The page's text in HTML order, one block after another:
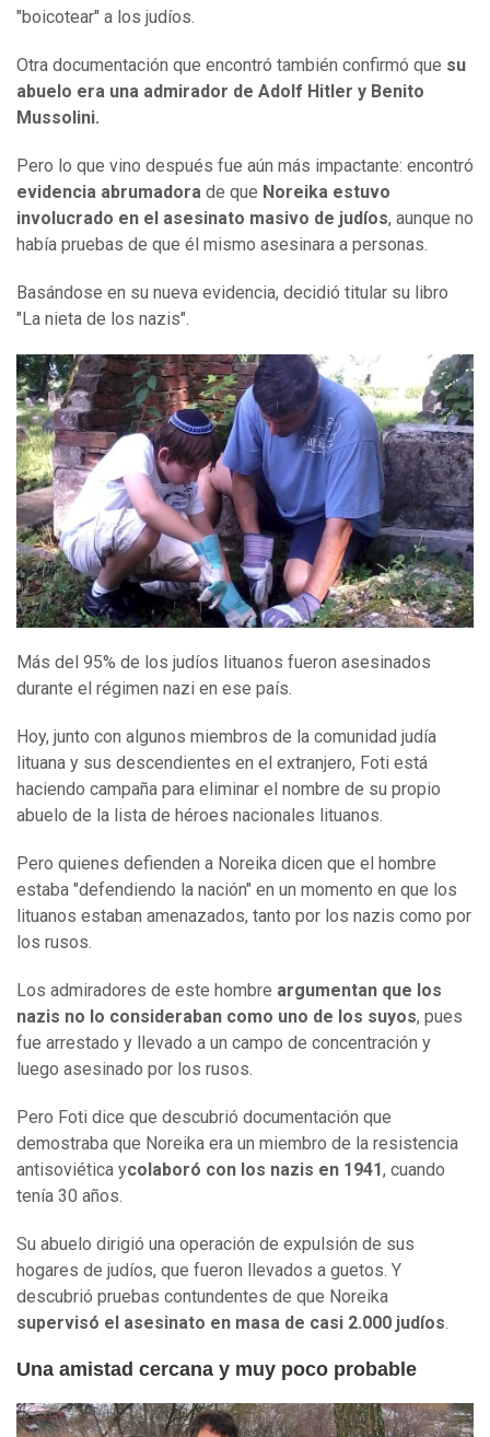
"boicotear" a los judíos.
Otra documentación que encontró también confirmó que su
abuelo era una admirador de Adolf Hitler y Benito
Mussolini.
Pero lo que vino después fue aún más impactante: encontró
evidencia abrumadora de que Noreika estuvo
involucrado en el asesinato masivo de judíos, aunque no
había pruebas de que él mismo asesinara a personas.
Basándose en su nueva evidencia, decidió titular su libro
"La nieta de los nazis".
Más del 95% de los judíos lituanos fueron asesinados
durante el régimen nazi en ese país.
Hoy, junto con algunos miembros de la comunidad judía
lituana y sus descendientes en el extranjero, Foti está
haciendo campaña para eliminar el nombre de su propio
abuelo de la lista de héroes nacionales lituanos.
Pero quienes defienden a Noreika dicen que el hombre
estaba "defendiendo la nación" en un momento en que los
lituanos estaban amenazados, tanto por los nazis como por
los rusos.
Los admiradores de este hombre argumentan que los
nazis no lo consideraban como uno de los suyos, pues
fue arrestado y llevado a un campo de concentración y
luego asesinado por los rusos.
Pero Foti dice que descubrió documentación que
demostraba que Noreika era un miembro de la resistencia
antisoviética ycolaboró con los nazis en 1941, cuando
tenía 30 años.
Su abuelo dirigió una operación de expulsión de sus
hogares de judíos, que fueron llevados a guetos. Y
descubrió pruebas contundentes de que Noreika
supervisó el asesinato en masa de casi 2.000 judíos.
Una amistad cercana y muy poco probable